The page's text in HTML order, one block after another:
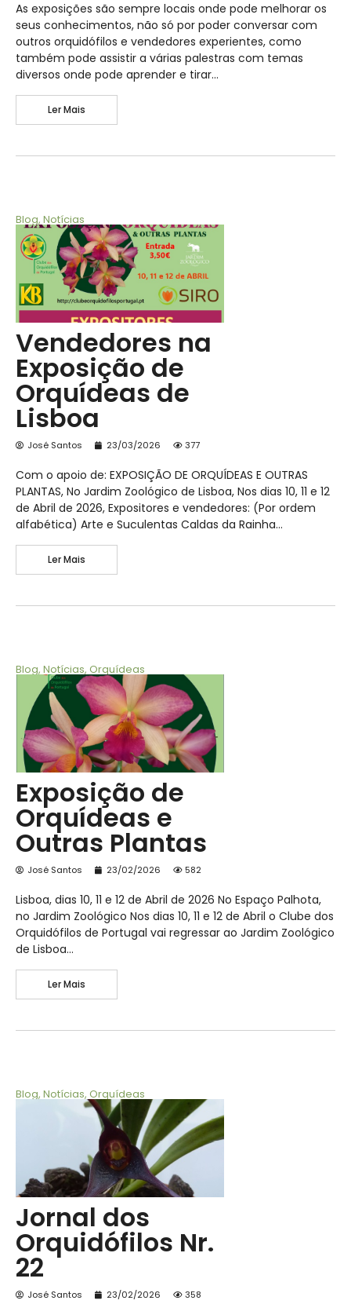
As exposições são sempre locais onde pode melhorar os
seus conhecimentos, não só por poder conversar com
outros orquidófilos e vendedores experientes, como
também pode assistir a várias palestras com temas
diversos onde pode aprender e tirar…
Ler Mais
Blog, Notícias
Vendedores na
Exposição de
Orquídeas de
Lisboa
José Santos 23/03/2026 377
Com o apoio de: EXPOSIÇÃO DE ORQUÍDEAS E OUTRAS
PLANTAS, No Jardim Zoológico de Lisboa, Nos dias 10, 11 e 12
de Abril de 2026, Expositores e vendedores: (Por ordem
alfabética) Arte e Suculentas Caldas da Rainha…
Ler Mais
Blog, Notícias, Orquídeas
Exposição de
Orquídeas e
Outras Plantas
José Santos 23/02/2026 582
Lisboa, dias 10, 11 e 12 de Abril de 2026 No Espaço Palhota,
no Jardim Zoológico Nos dias 10, 11 e 12 de Abril o Clube dos
Orquidófilos de Portugal vai regressar ao Jardim Zoológico
de Lisboa…
Ler Mais
Blog, Notícias, Orquídeas
Jornal dos
Orquidófilos Nr.
22
José Santos 23/02/2026 358